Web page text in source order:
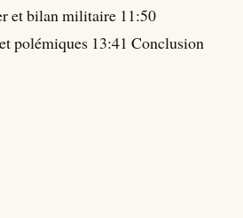
et bilan militaire 11:50
polémiques 13:41 Conclusion